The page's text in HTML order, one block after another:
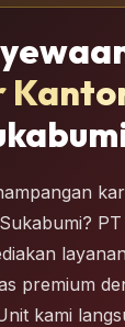
premium
kami